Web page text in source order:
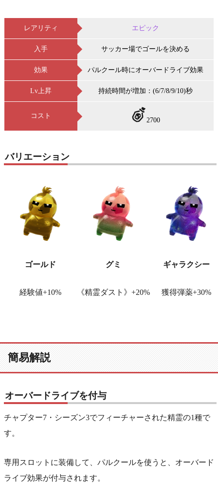
レアリティ エピック
入手 サッカー場でゴールを決める
効果 パルクール時にオーバードライブ効果
Lv上昇 持続時間が増加：(6/7/8/9/10)秒
コスト
2700
バリエーション
ゴールド
経験値+10%
グミ
《精霊ダスト》+20%
ギャラクシー
獲得弾薬+30%
簡易解説
オーバードライブを付与
チャプター7・シーズン3でフィーチャーされた精霊の1種で
す。
専用スロットに装備して、パルクールを使うと、オーバード
ライブ効果が付与されます。